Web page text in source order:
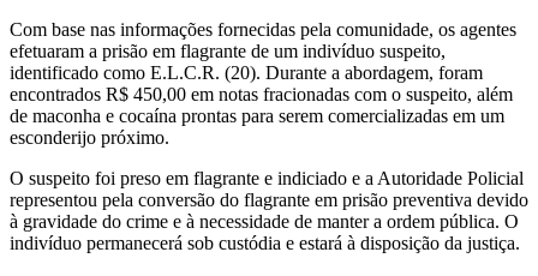
Com base nas informações fornecidas pela comunidade, os agentes
efetuaram a prisão em flagrante de um indivíduo suspeito,
identificado como E.L.C.R. (20). Durante a abordagem, foram
encontrados R$ 450,00 em notas fracionadas com o suspeito, além
de maconha e cocaína prontas para serem comercializadas em um
esconderijo próximo.
O suspeito foi preso em flagrante e indiciado e a Autoridade Policial
representou pela conversão do flagrante em prisão preventiva devido
à gravidade do crime e à necessidade de manter a ordem pública. O
indivíduo permanecerá sob custódia e estará à disposição da justiça.